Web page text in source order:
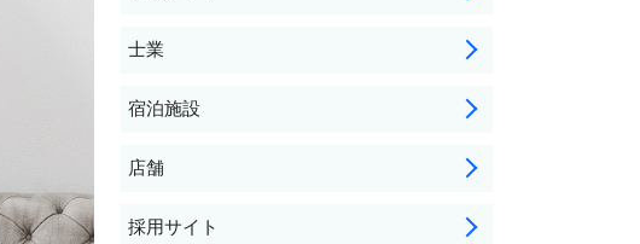
士業
宿泊施設
店舗
採用サイト